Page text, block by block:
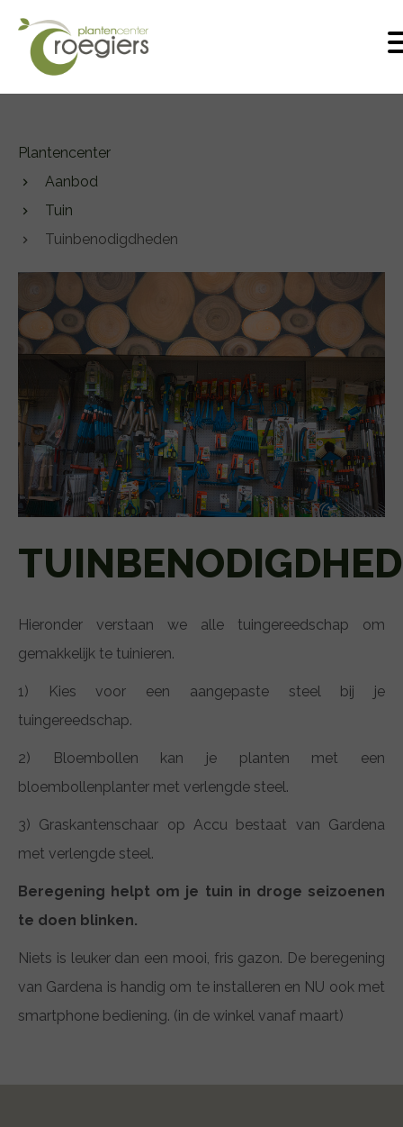
Plantencenter
Aanbod
Tuin
Tuinbenodigdheden
Hieronder verstaan we alle tuingereedschap om
gemakkelijk te tuinieren.
1) Kies voor een aangepaste steel bij je
tuingereedschap.
2) Bloembollen kan je planten met een
bloembollenplanter met verlengde steel.
3) Graskantenschaar op Accu bestaat van Gardena
met verlengde steel.
Beregening helpt om je tuin in droge seizoenen
te doen blinken.
Niets is leuker dan een mooi, fris gazon. De beregening
van Gardena is handig om te installeren en NU ook met
smartphone bediening. (in de winkel vanaf maart)